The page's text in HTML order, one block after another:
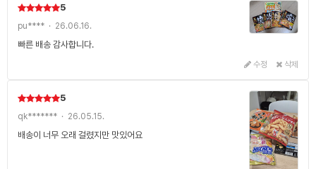
5
pu**** · 26.06.16.
빠른 배송 감사합니다.
수정 삭제
5
qk******* · 26.05.15.
배송이 너무 오래 걸렸지만 맛있어요